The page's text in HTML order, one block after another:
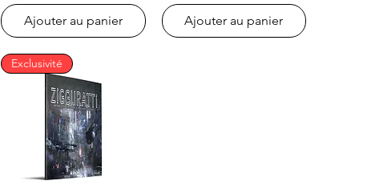
Ajouter au panier Ajouter au panier
Exclusivité